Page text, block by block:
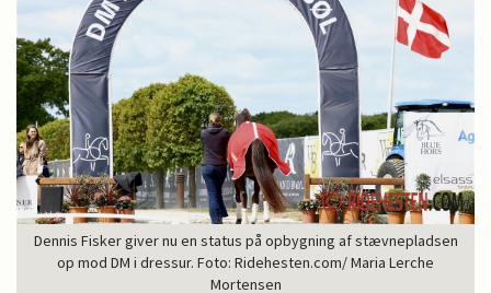
Dennis Fisker giver nu en status på opbygning af stævnepladsen
op mod DM i dressur. Foto: Ridehesten.com/ Maria Lerche
Mortensen